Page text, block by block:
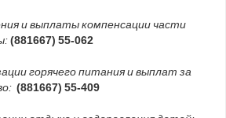
и выплаты компенсации части
(881667) 55-062
горячего питания и выплат за
(881667) 55-409